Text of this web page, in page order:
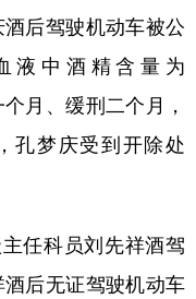
北 山西
上海 江苏
北 湖南
南 重庆
后驾驶机动车被公
液中酒精含量为
月、缓刑二个月，
孔梦庆受到开除处
任科员刘先祥酒驾
后无证驾驶机动车